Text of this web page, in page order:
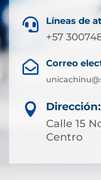
 Líneas de
+57
 Correo

Dirección:
Calle 15
Centro